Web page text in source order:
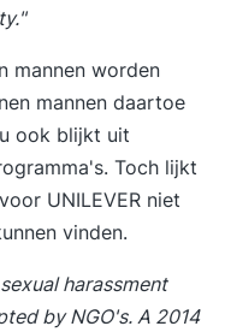
mannen worden
mannen daartoe
ook blijkt uit
Toch lijkt
UNILEVER niet
vinden.
harassment
by NGO's. A 2014